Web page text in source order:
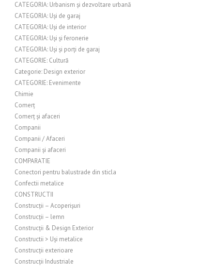
CATEGORIA: Urbanism și dezvoltare urbană
CATEGORIA: Uși de garaj
CATEGORIA: Uși de interior
CATEGORIA: Uși și feronerie
CATEGORIA: Uși și porți de garaj
CATEGORIE: Cultură
Categorie: Design exterior
CATEGORIE: Evenimente
Chimie
Comerț
Comerț și afaceri
Companii
Companii / Afaceri
Companii și afaceri
COMPARATIE
Conectori pentru balustrade din sticla
Confectii metalice
CONSTRUCTII
Construcții – Acoperișuri
Construcții – lemn
Construcții & Design Exterior
Constructii > Uși metalice
Construcții exterioare
Construcții Industriale